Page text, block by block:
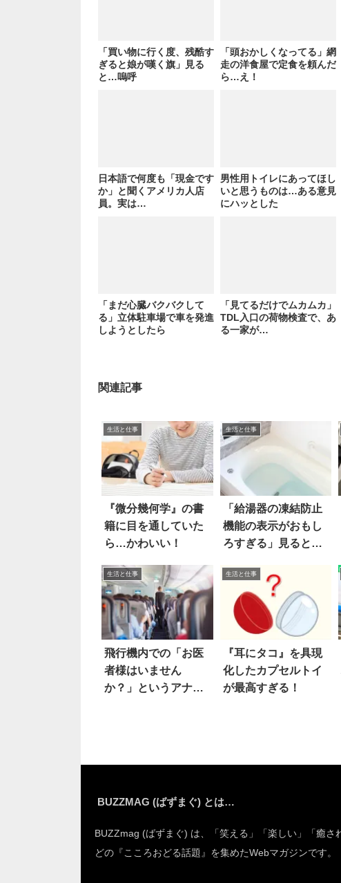
「買い物に行く度、残酷す
ぎると娘が嘆く旗」見る
と…嗚呼
「頭おかしくなってる」網
走の洋食屋で定食を頼んだ
ら…え！
日本語で何度も「現金です
か」と聞くアメリカ人店
員。実は…
男性用トイレにあってほし
いと思うものは…ある意見
にハッとした
「まだ心臓バクバクして
る」立体駐車場で車を発進
しようとしたら
「見てるだけでムカムカ」
TDL入口の荷物検査で、あ
る一家が…
関連記事
生活と仕事
『微分幾何学』の書
籍に目を通していた
ら…かわいい！
生活と仕事
「給湯器の凍結防止
機能の表示がおもし
ろすぎる」見ると…
生活と仕事
飛行機内での「お医
者様はいません
か？」というアナウ
生活と仕事
『耳にタコ』を具現
化したカプセルトイ
が最高すぎる！
BUZZMAG (ばずまぐ) とは…
BUZZmag (ばずまぐ) は、「笑える」「楽しい」「癒さ
どの『こころおどる話題』を集めたWebマガジンです。